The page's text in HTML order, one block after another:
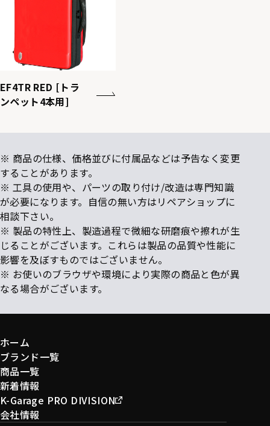
EF4TR RED [トラ
ンペット4本用]
※ 商品の仕様、価格並びに付属品などは予告なく変更
することがあります。
※ 工具の使用や、パーツの取り付け/改造は専門知識
が必要になります。自信の無い方はリペアショップに
相談下さい。
※ 製品の特性上、製造過程で微細な研磨痕や擦れが生
じることがございます。これらは製品の品質や性能に
影響を及ぼすものではございません。
※ お使いのブラウザや環境により実際の商品と色が異
なる場合がございます。
ホーム
ブランド一覧
商品一覧
新着情報
K-Garage PRO DIVISION
会社情報